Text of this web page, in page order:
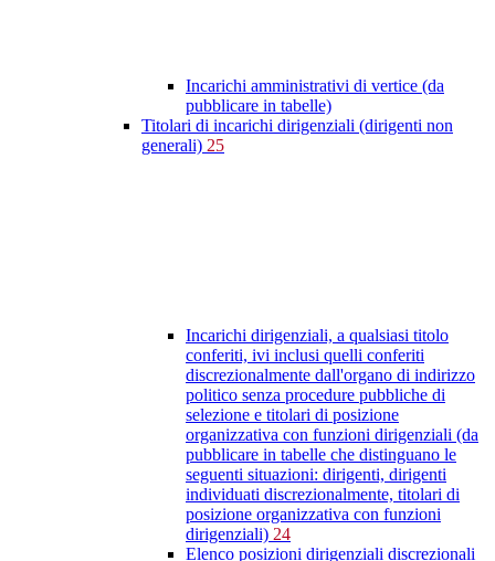
Incarichi amministrativi di vertice (da
pubblicare in tabelle)
Titolari di incarichi dirigenziali (dirigenti non
generali) 25
Incarichi dirigenziali, a qualsiasi titolo
conferiti, ivi inclusi quelli conferiti
discrezionalmente dall'organo di indirizzo
politico senza procedure pubbliche di
selezione e titolari di posizione
organizzativa con funzioni dirigenziali (da
pubblicare in tabelle che distinguano le
seguenti situazioni: dirigenti, dirigenti
individuati discrezionalmente, titolari di
posizione organizzativa con funzioni
dirigenziali) 24
Elenco posizioni dirigenziali discrezionali